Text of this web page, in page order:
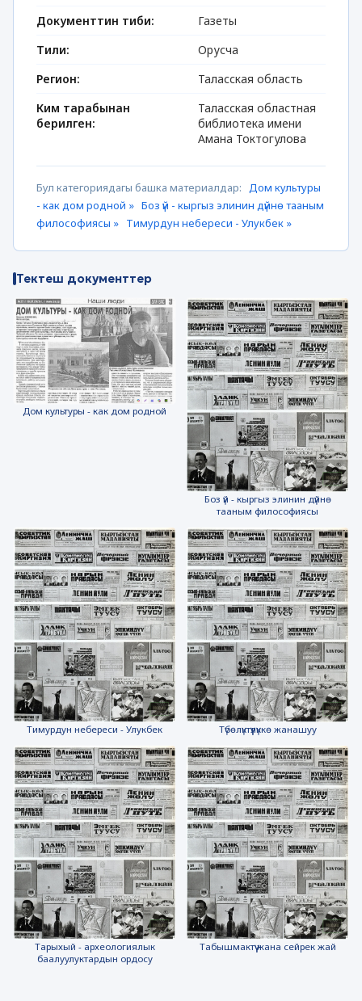
Документтин тиби:
Газеты
Тили:
Орусча
Регион:
Таласская область
Ким тарабынан
берилген:
Таласская областная
библиотека имени
Амана Токтогулова
Бул категориядагы башка материалдар: Дом культуры
- как дом родной » Боз үй - кыргыз элинин дүйнө тааным
философиясы » Тимурдун небереси - Улукбек »
Тектеш документтер
Дом культуры - как дом родной
Боз үй - кыргыз элинин дүйнө
тааным философиясы
Тимурдун небереси - Улукбек Түбөлүктүүлүккө жанашуу
Тарыхый - археологиялык
баалуулуктардын ордосу
Табышмактүү жана сейрек жай